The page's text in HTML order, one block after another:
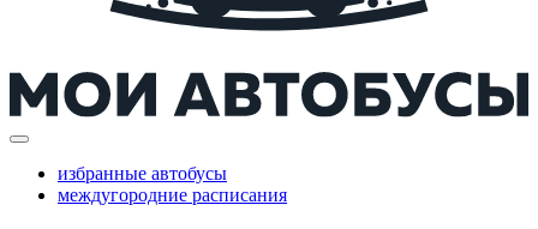
избранные автобусы
междугородние расписания